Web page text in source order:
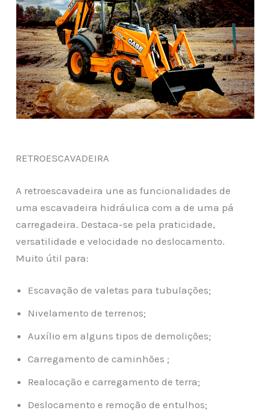
RETROESCAVADEIRA
A retroescavadeira une as funcionalidades de
uma escavadeira hidráulica com a de uma pá
carregadeira. Destaca-se pela praticidade,
versatilidade e velocidade no deslocamento.
Muito útil para:
Escavação de valetas para tubulações;
Nivelamento de terrenos;
Auxílio em alguns tipos de demolições;
Carregamento de caminhões ;
Realocação e carregamento de terra;
Deslocamento e remoção de entulhos;